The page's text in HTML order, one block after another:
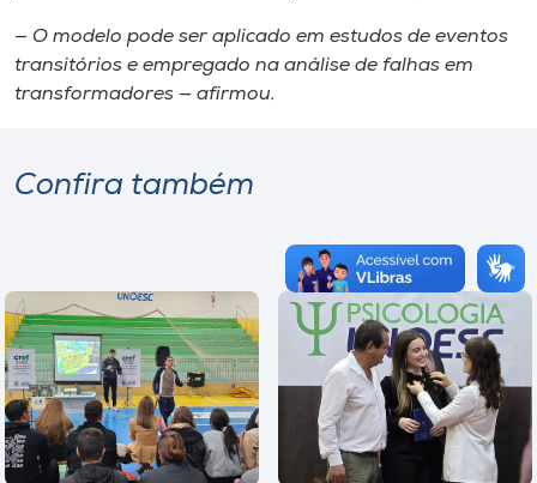
— O modelo pode ser aplicado em estudos de eventos
transitórios e empregado na análise de falhas em
transformadores — afirmou.
Confira também